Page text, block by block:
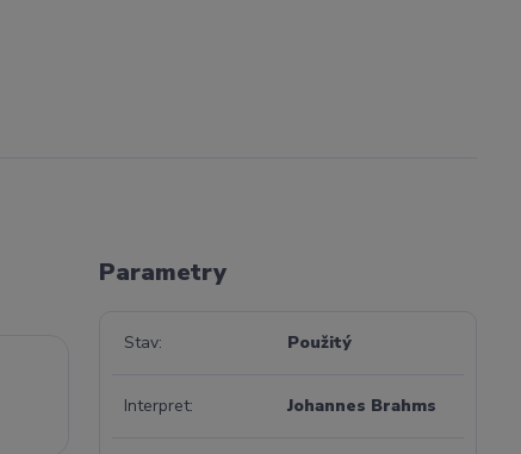
Parametry
Stav Použitý
Interpret Johannes Brahms